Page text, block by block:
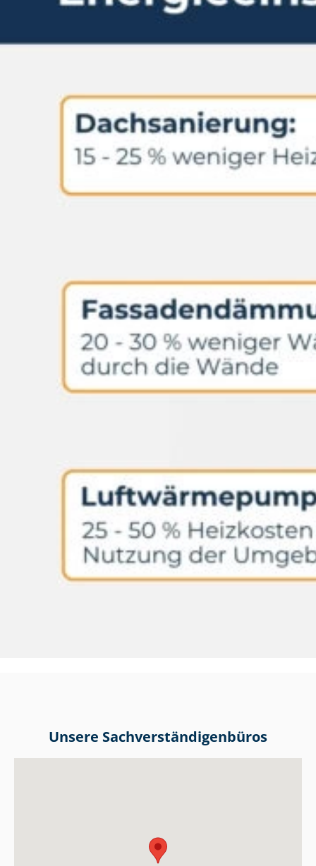
Unsere Sach­ver­stän­di­gen­bü­ros